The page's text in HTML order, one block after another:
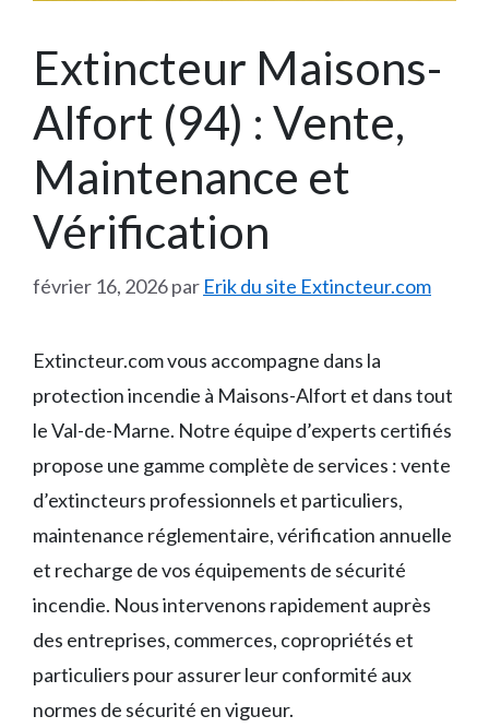
Extincteur Maisons-
Alfort (94) : Vente,
Maintenance et
Vérification
février 16, 2026par Erik du site Extincteur.com
Extincteur.com vous accompagne dans la
protection incendie à Maisons-Alfort et dans tout
le Val-de-Marne. Notre équipe d’experts certifiés
propose une gamme complète de services : vente
d’extincteurs professionnels et particuliers,
maintenance réglementaire, vérification annuelle
et recharge de vos équipements de sécurité
incendie. Nous intervenons rapidement auprès
des entreprises, commerces, copropriétés et
particuliers pour assurer leur conformité aux
normes de sécurité en vigueur.